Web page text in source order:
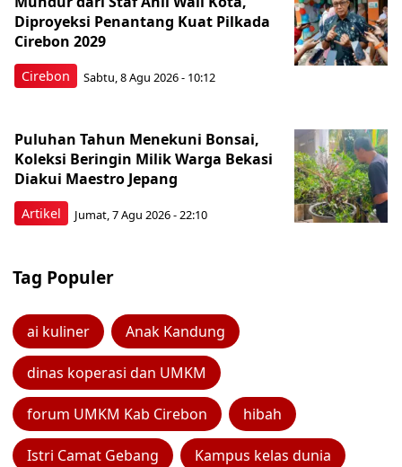
Cirebon
Diproyeksi Penantang Kuat Pilkada
Cirebon 2029
Sabtu, 8 Agu 2026 - 10:12
Artikel
Puluhan Tahun Menekuni Bonsai,
Koleksi Beringin Milik Warga Bekasi
Diakui Maestro Jepang
Jumat, 7 Agu 2026 - 22:10
Tag Populer
ai kuliner Anak Kandung
dinas koperasi dan UMKM
forum UMKM Kab Cirebon hibah
Istri Camat Gebang Kampus kelas dunia